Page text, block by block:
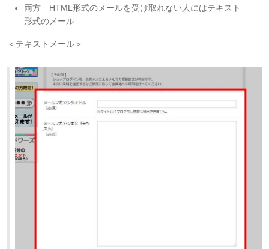
両方 HTML形式のメールを受け取れない人にはテキスト
形式のメール
＜テキストメール＞